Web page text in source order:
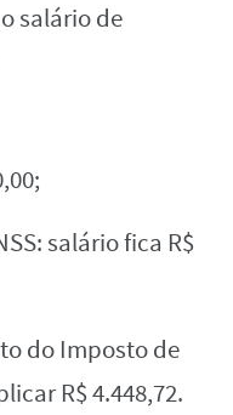
salário de
salário fica R$
do Imposto de
R$ 4.448,72.